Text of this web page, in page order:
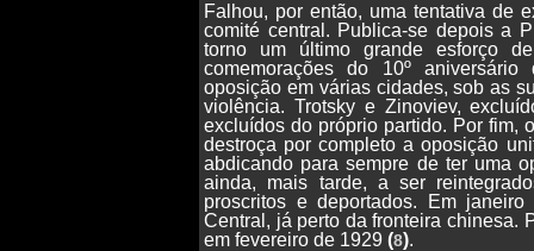
Falhou, por então, uma tentativa de
comité central. Publica-se depois a
torno um último grande esforço
comemorações do 10º
oposição em várias cidades, sob as
violência. Trotsky e Zinoviev,
excluídos do próprio partido. Por fim,
destroça por completo a oposição
abdicando para sempre de ter uma
ainda, mais tarde, a ser
proscritos e deportados. Em
Central, já perto da fronteira chinesa.
em fevereiro de 1929 (8).